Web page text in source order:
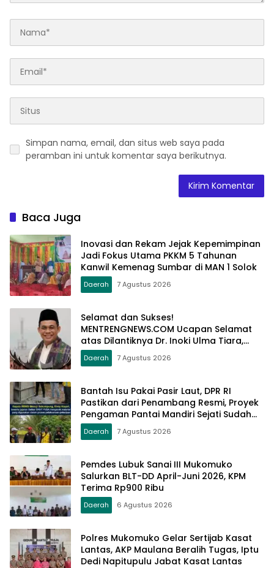
Simpan nama, email, dan situs web saya pada
peramban ini untuk komentar saya berikutnya.
Baca Juga
Inovasi dan Rekam Jejak Kepemimpinan
Jadi Fokus Utama PKKM 5 Tahunan
Kanwil Kemenag Sumbar di MAN 1 Solok
Daerah 7 Agustus 2026
Selamat dan Sukses!
MENTRENGNEWS.COM Ucapan Selamat
atas Dilantiknya Dr. Inoki Ulma Tiara,
S.Sos., M.Pd., sebagai Dirut PDAM Tirta
Alami Batusangkar
Daerah 7 Agustus 2026
Bantah Isu Pakai Pasir Laut, DPR RI
Pastikan dari Penambang Resmi, Proyek
Pengaman Pantai Mandiri Sejati Sudah
Sesuai Spesifikasi
Daerah 7 Agustus 2026
Pemdes Lubuk Sanai III Mukomuko
Salurkan BLT-DD April-Juni 2026, KPM
Terima Rp900 Ribu
Daerah 6 Agustus 2026
Polres Mukomuko Gelar Sertijab Kasat
Lantas, AKP Maulana Beralih Tugas, Iptu
Dedi Napitupulu Jabat Kasat Lantas